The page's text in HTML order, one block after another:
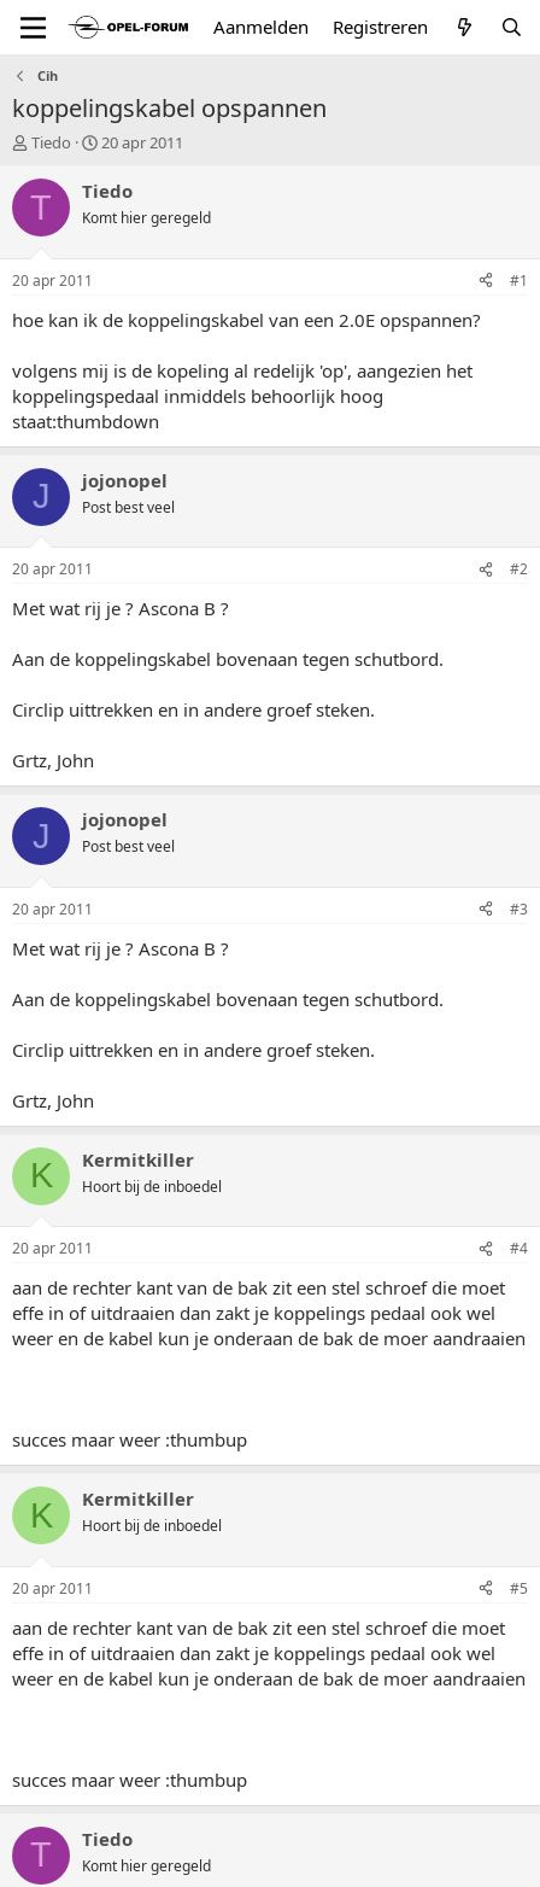
Aanmelden Registreren
Cih
koppelingskabel opspannen
T
p
a
r
r
Tiedo
S
a
t
u
20 apr 2011
T Tiedo
Komt hier geregeld
20 apr 2011 #1
hoe kan ik de koppelingskabel van een 2.0E opspannen?
volgens mij is de kopeling al redelijk 'op', aangezien het
koppelingspedaal inmiddels behoorlijk hoog
staat:thumbdown
J jojonopel
Post best veel
20 apr 2011 #2
Met wat rij je ? Ascona B ?
Aan de koppelingskabel bovenaan tegen schutbord.
Circlip uittrekken en in andere groef steken.
Grtz, John
J jojonopel
Post best veel
20 apr 2011 #3
Met wat rij je ? Ascona B ?
Aan de koppelingskabel bovenaan tegen schutbord.
Circlip uittrekken en in andere groef steken.
Grtz, John
K Kermitkiller
Hoort bij de inboedel
20 apr 2011 #4
aan de rechter kant van de bak zit een stel schroef die moet
effe in of uitdraaien dan zakt je koppelings pedaal ook wel
weer en de kabel kun je onderaan de bak de moer aandraaien
succes maar weer :thumbup
K Kermitkiller
Hoort bij de inboedel
20 apr 2011 #5
aan de rechter kant van de bak zit een stel schroef die moet
effe in of uitdraaien dan zakt je koppelings pedaal ook wel
weer en de kabel kun je onderaan de bak de moer aandraaien
succes maar weer :thumbup
T Tiedo
Komt hier geregeld